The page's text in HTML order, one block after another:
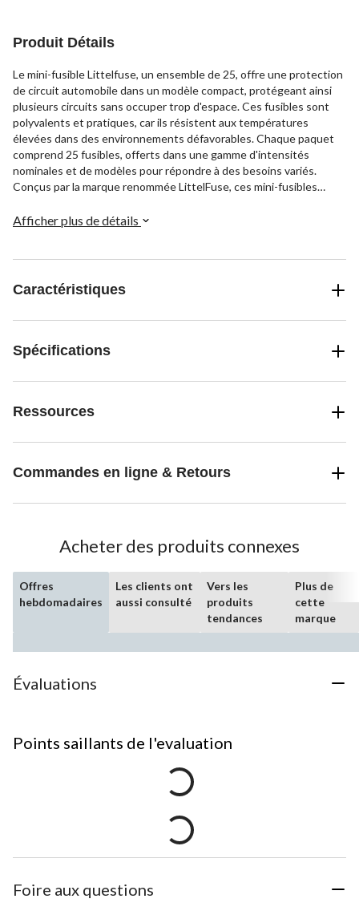
Produit Détails
Le mini-fusible Littelfuse, un ensemble de 25, offre une protection
de circuit automobile dans un modèle compact, protégeant ainsi
plusieurs circuits sans occuper trop d'espace. Ces fusibles sont
polyvalents et pratiques, car ils résistent aux températures
élevées dans des environnements défavorables. Chaque paquet
comprend 25 fusibles, offerts dans une gamme d'intensités
nominales et de modèles pour répondre à des besoins variés.
Conçus par la marque renommée LittelFuse, ces mini-fusibles
Afficher plus de détails
Caractéristiques
Spécifications
Ressources
Commandes en ligne & Retours
Acheter des produits connexes
Offres
hebdomadaires
Les clients ont
aussi consulté
Vers les
produits
tendances
Plus de
cette
marque
Évaluations
Points saillants de l'evaluation
Foire aux questions